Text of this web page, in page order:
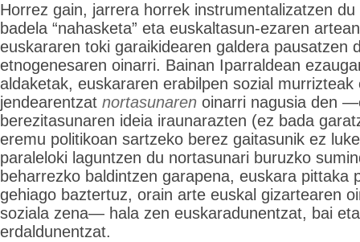
Horrez gain, jarrera horrek instrumentalizatzen
badela “nahasketa” eta euskaltasun-ezaren
euskararen toki garaikidearen galdera pausatzen
etnogenesaren oinarri. Bainan Iparraldean
aldaketak, euskararen erabilpen sozial
jendearentzat nortasunaren oinarri nagusia den
berezitasunaren ideia iraunarazten (ez bada
eremu politikoan sartzeko berez gaitasunik ez
paraleloki laguntzen du nortasunari buruzko
beharrezko baldintzen garapena, euskara pittaka
gehiago baztertuz, orain arte euskal gizartearen
soziala zena— hala zen euskaradunentzat, bai
erdaldunentzat.